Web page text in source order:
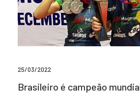
25/03/2022
Brasileiro é campeão